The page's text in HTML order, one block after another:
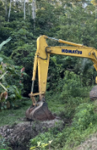
Previous